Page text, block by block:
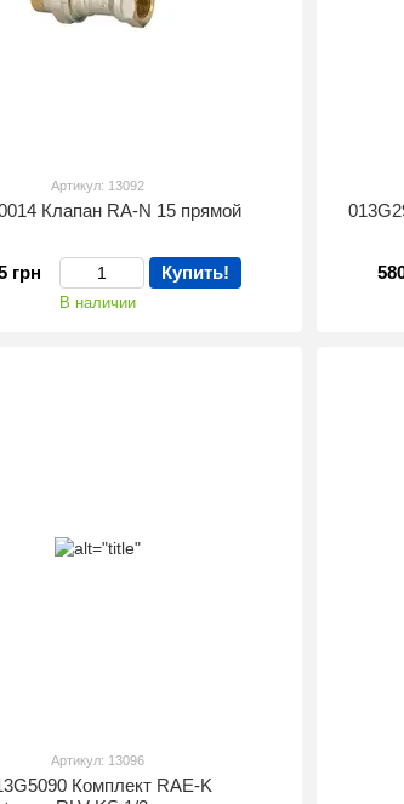
Артикул: 13092
Клапан RA-N 15 прямой
грн Купить!
В наличии
Артикул: 13096
Комплект RAE-K